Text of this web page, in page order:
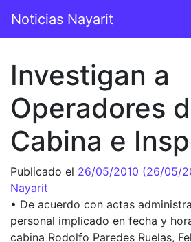
Navegación
Noticias Nayarit
Investigan a
Operadores
Cabina e
Publicado el 26/05/2010 (26/05/
Nayarit
• De acuerdo con actas
personal implicado en fecha y
cabina Rodolfo Paredes Ruelas,